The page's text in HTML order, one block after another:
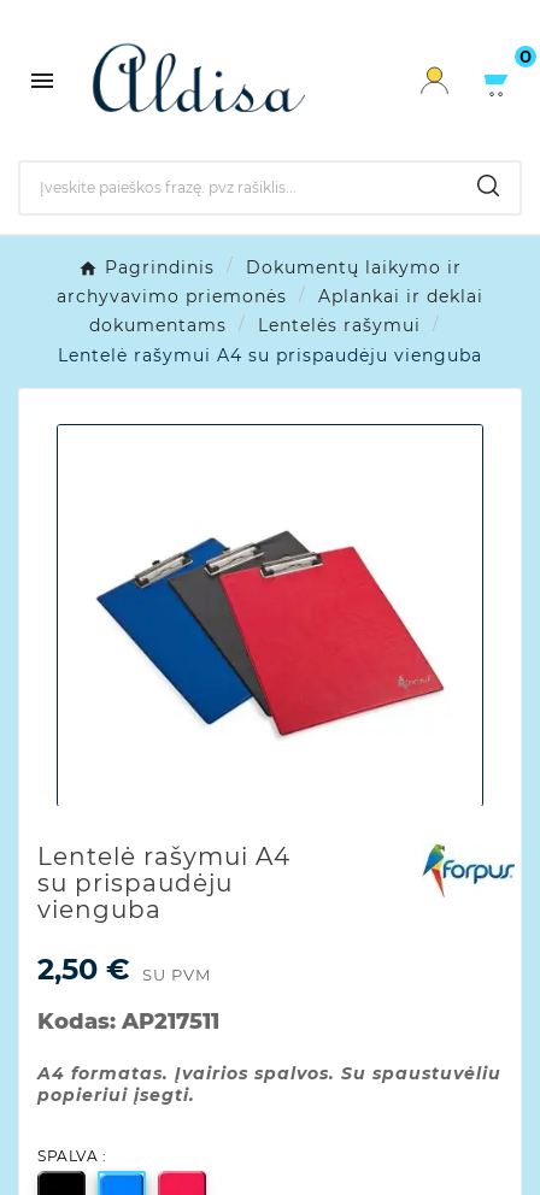

0
Pagrindinis
Dokumentų laikymo ir
archyvavimo priemonės
Aplankai ir deklai
dokumentams
Lentelės rašymui
Lentelė rašymui A4 su prispaudėju vienguba
Lentelė rašymui A4
su prispaudėju
vienguba
2,50 € SU PVM
Kodas: AP217511
A4 formatas. Įvairios spalvos. Su spaustuvėliu
popieriui įsegti.
SPALVA :